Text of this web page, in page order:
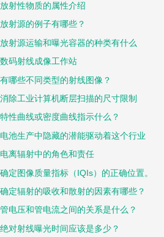
放射性物质的属性介绍
放射源的例子有哪些？
放射源运输和曝光容器的种类有什么
数码射线成像工作站
有哪些不同类型的射线图像？
消除工业计算机断层扫描的尺寸限制
特性曲线或密度曲线指示什么？
电池生产中隐藏的潜能驱动着这个行业
电离辐射中的角色和责任
确定图像质量指标（IQIs）的正确位置。
确定辐射的吸收和散射的因素有哪些？
管电压和管电流之间的关系是什么？
绝对射线曝光时间应该是多少？